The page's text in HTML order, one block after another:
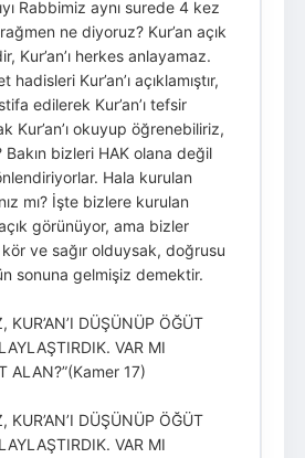
Rabbimiz aynı surede 4 kez
ne diyoruz? Kur’an açık
Kur’an’ı herkes anlayamaz.
Kur’an’ı açıklamıştır,
edilerek Kur’an’ı tefsir
Kur’an’ı okuyup öğrenebiliriz,
bizleri HAK olana değil
Hala kurulan
mı? İşte bizlere kurulan
görünüyor, ama bizler
ve sağır olduysak, doğrusu
sonuna gelmişiz demektir.
KUR’AN’I DÜŞÜNÜP ÖĞÜT
VAR MI
ALAN?”(Kamer 17)
KUR’AN’I DÜŞÜNÜP ÖĞÜT
VAR MI